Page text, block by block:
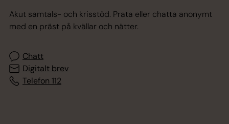
Akut samtals- och krisstöd. Prata eller chatta anonymt
med en präst på kvällar och nätter.
Chatt
Digitalt brev
Telefon 112